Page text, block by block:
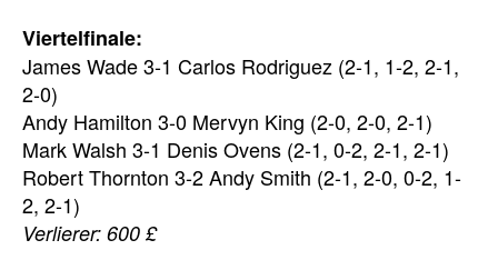
Viertelfinale:
James Wade 3-1 Carlos Rodriguez (2-1, 1-2, 2-1,
2-0)
Andy Hamilton 3-0 Mervyn King (2-0, 2-0, 2-1)
Mark Walsh 3-1 Denis Ovens (2-1, 0-2, 2-1, 2-1)
Robert Thornton 3-2 Andy Smith (2-1, 2-0, 0-2, 1-
2, 2-1)
Verlierer: 600 £